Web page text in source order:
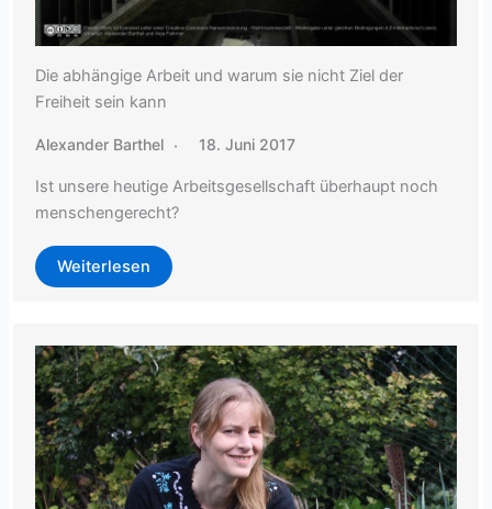
Die abhängige Arbeit und warum sie nicht Ziel der
Freiheit sein kann
Alexander Barthel 18. Juni 2017
Ist unsere heutige Arbeitsgesellschaft überhaupt noch
menschengerecht?
Weiterlesen